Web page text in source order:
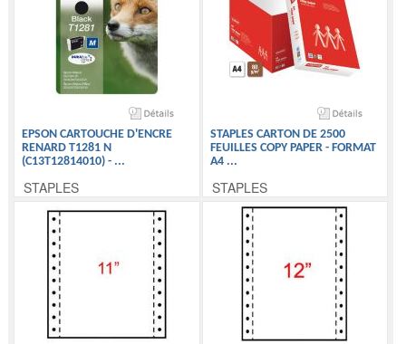
EPSON CARTOUCHE D'ENCRE
RENARD T1281 N
(C13T12814010) - ...
STAPLES
STAPLES CARTON DE 2500
FEUILLES COPY PAPER - FORMAT
A4 ...
STAPLES